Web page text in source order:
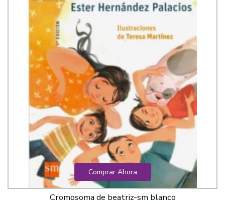
Comprar Ahora
Cromosoma de beatriz-sm blanco